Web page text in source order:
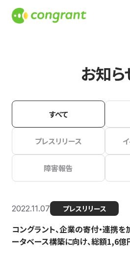
お知ら
すべて
プレスリリース
障害報告
2022.11.07 プレスリリース
コングラント、企業の寄付・連携
ータベース構築に向け、総額1,6